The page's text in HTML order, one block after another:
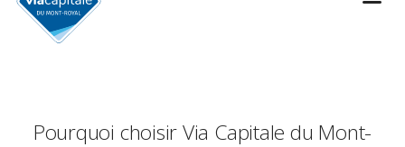
Pourquoi choisir Via Capitale du Mont-